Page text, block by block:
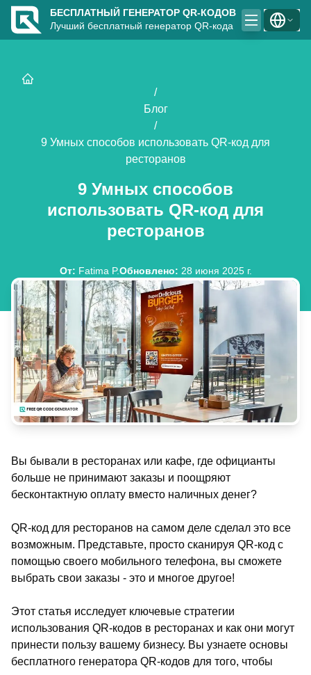
БЕСПЛАТНЫЙ ГЕНЕРАТОР QR-КОДОВ
Лучший бесплатный генератор QR-кода
/
Блог
/
9 Умных способов использовать QR-код для
ресторанов
9 Умных способов
использовать QR-код для
ресторанов
От: Fatima P.Обновлено: 28 июня 2025 г.
Вы бывали в ресторанах или кафе, где официанты
больше не принимают заказы и поощряют
бесконтактную оплату вместо наличных денег?
QR-код для ресторанов на самом деле сделал это все
возможным. Представьте, просто сканируя QR-код с
помощью своего мобильного телефона, вы сможете
выбрать свои заказы - это и многое другое!
Этот статья исследует ключевые стратегии
использования QR-кодов в ресторанах и как они могут
принести пользу вашему бизнесу. Вы узнаете основы
бесплатного генератора QR-кодов для того, чтобы